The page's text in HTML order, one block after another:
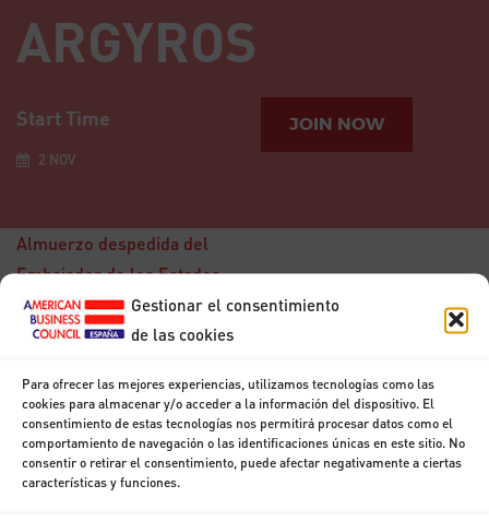
Gestionar el consentimiento
de las cookies
Para ofrecer las mejores experiencias, utilizamos tecnologías como las
cookies para almacenar y/o acceder a la información del dispositivo. El
consentimiento de estas tecnologías nos permitirá procesar datos como el
comportamiento de navegación o las identificaciones únicas en este sitio. No
consentir o retirar el consentimiento, puede afectar negativamente a ciertas
características y funciones.
ARGYROS
Start Time
2 NOV
JOIN NOW
Almuerzo despedida del
Embajador de los Estados
Unidos George L. Argyros
15
DIC
Desayuno con Don
Francisco
Marhuenda